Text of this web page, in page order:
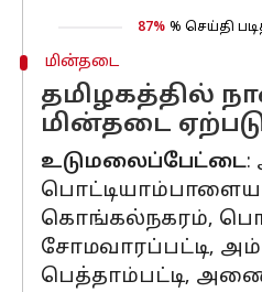
87% % செய்தி
மின்தடை
தமிழகத்தில்
மின்தடை
உடுமலைப்பேட்டை:
கொங்கல்நகரம்,
சோமவாரப்பட்டி,
பெத்தாம்பட்டி,